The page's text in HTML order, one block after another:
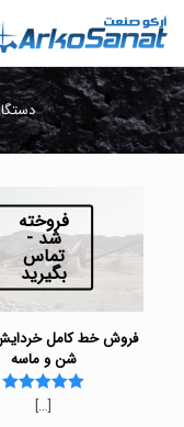
فروخته
شد -
تماس
بگیرید
فروش خط کامل خردایش
شن و ماسه
Rated
[…]